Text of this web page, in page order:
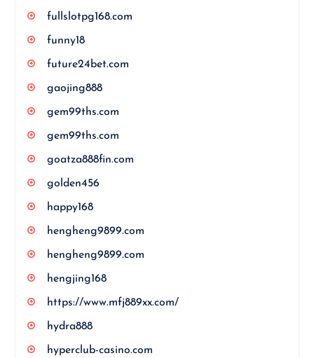
fullslotpg168.com
funny18
future24bet.com
gaojing888
gem99ths.com
gem99ths.com
goatza888fin.com
golden456
happy168
hengheng9899.com
hengheng9899.com
hengjing168
https://www.mfj889xx.com/
hydra888
hyperclub-casino.com